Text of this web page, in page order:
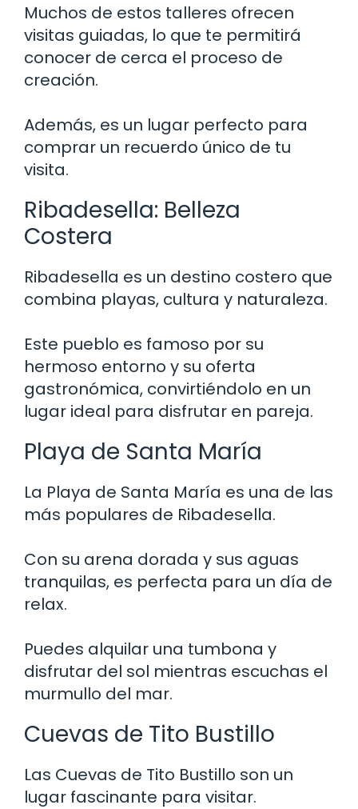
Muchos de estos talleres ofrecen
visitas guiadas, lo que te permitirá
conocer de cerca el proceso de
creación.
Además, es un lugar perfecto para
comprar un recuerdo único de tu
visita.
Ribadesella: Belleza
Costera
Ribadesella es un destino costero que
combina playas, cultura y naturaleza.
Este pueblo es famoso por su
hermoso entorno y su oferta
gastronómica, convirtiéndolo en un
lugar ideal para disfrutar en pareja.
Playa de Santa María
La Playa de Santa María es una de las
más populares de Ribadesella.
Con su arena dorada y sus aguas
tranquilas, es perfecta para un día de
relax.
Puedes alquilar una tumbona y
disfrutar del sol mientras escuchas el
murmullo del mar.
Cuevas de Tito Bustillo
Las Cuevas de Tito Bustillo son un
lugar fascinante para visitar.